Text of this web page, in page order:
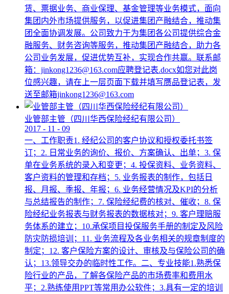
赁、票据业务、商业保理、基金管理等业务模式，面向
集团内外市场提供服务，以促进集团产融结合，推动集
团全面协调发展。公司致力于为集团各公司提供综合金
融服务、财务咨询等服务，推动集团产融结合，助力各
公司业务发展，促进优势互补，实现合作共赢。联系邮
箱：jinkong1236@163.com应聘登记表.docx如您对此岗
位感兴趣，请在上一层页面下载并填写赝品登记表，发
送至邮箱jinkong1236@163.com
业管部主管（四川华西保险经纪有限公司）
2017 - 11 - 09
一、工作职责1. 经纪公司的客户协议和授权委托书签
订；2. 日常业务的询价、报价、方案确认、出单；3. 保
单在业务系统的录入和变更；4. 投保资料、业务资料、
客户资料的管理和存档；5. 业务报表的制作，包括日
报、月报、季报、年报；6. 业务经营情况及KPI的分析
与总结报告的制作；7. 保险经纪费的核对、催收；8. 保
险经纪业务报表与财务报表的数据核对；9. 客户理赔服
务体系的建立；10.承保项目投保服务手册的制定及风险
防灾防损培训；11. 业务流程及各业务相关的规章制度的
制定；12. 客户保险方案的设计、审核及与保险公司的确
认；13.领导交办的临时性工作。二、专业技能1.熟悉保
险行业的产品，了解各保险产品的市场费率和费用水
平；2.熟练使用PPT等常用办公软件；3.具有一定的培训